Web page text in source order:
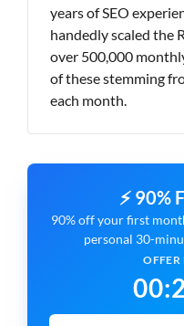
years of SEO
handedly scaled the
over 500,000
of these stemming
each month.
⚡ 90%
90% off your first
personal 30-
OFFER
00: